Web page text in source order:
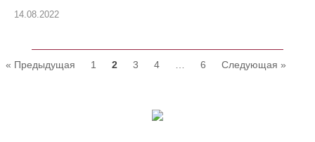
14.08.2022
« Предыдущая 1 2 3 4 6 Следующая »